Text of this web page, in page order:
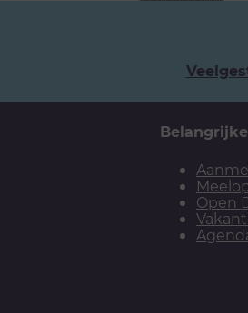
Open